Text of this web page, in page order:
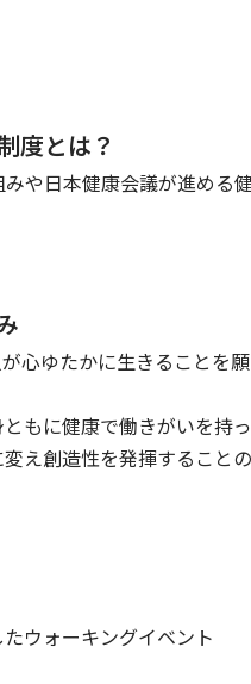
度とは？
や日本健康会議が進める
心ゆたかに生きることを
もに健康で働きがいを持
え創造性を発揮すること
ウォーキングイベント